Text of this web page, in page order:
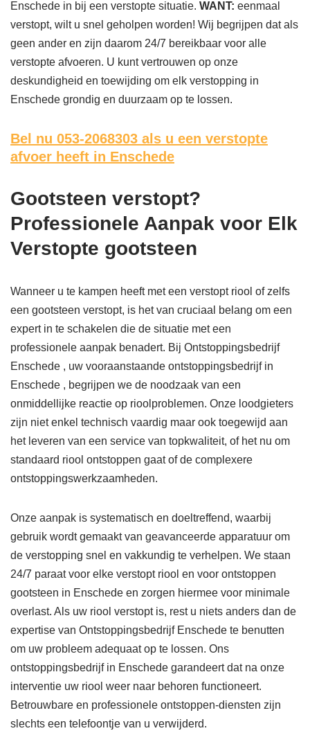
Enschede in bij een verstopte situatie. WANT: eenmaal
verstopt, wilt u snel geholpen worden! Wij begrijpen dat als
geen ander en zijn daarom 24/7 bereikbaar voor alle
verstopte afvoeren. U kunt vertrouwen op onze
deskundigheid en toewijding om elk verstopping in
Enschede grondig en duurzaam op te lossen.
Bel nu 053-2068303 als u een verstopte
afvoer heeft in Enschede
Gootsteen verstopt?
Professionele Aanpak voor Elk
Verstopte gootsteen
Wanneer u te kampen heeft met een verstopt riool of zelfs
een gootsteen verstopt, is het van cruciaal belang om een
expert in te schakelen die de situatie met een
professionele aanpak benadert. Bij Ontstoppingsbedrijf
Enschede , uw vooraanstaande ontstoppingsbedrijf in
Enschede , begrijpen we de noodzaak van een
onmiddellijke reactie op rioolproblemen. Onze loodgieters
zijn niet enkel technisch vaardig maar ook toegewijd aan
het leveren van een service van topkwaliteit, of het nu om
standaard riool ontstoppen gaat of de complexere
ontstoppingswerkzaamheden.
Onze aanpak is systematisch en doeltreffend, waarbij
gebruik wordt gemaakt van geavanceerde apparatuur om
de verstopping snel en vakkundig te verhelpen. We staan
24/7 paraat voor elke verstopt riool en voor ontstoppen
gootsteen in Enschede en zorgen hiermee voor minimale
overlast. Als uw riool verstopt is, rest u niets anders dan de
expertise van Ontstoppingsbedrijf Enschede te benutten
om uw probleem adequaat op te lossen. Ons
ontstoppingsbedrijf in Enschede garandeert dat na onze
interventie uw riool weer naar behoren functioneert.
Betrouwbare en professionele ontstoppen-diensten zijn
slechts een telefoontje van u verwijderd.